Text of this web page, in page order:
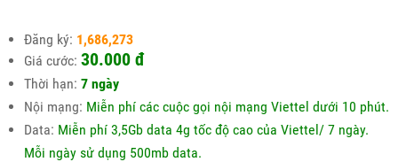
Đăng ký: 1,686,273
Giá cước: 30.000 đ
Thời hạn: 7 ngày
Nội mạng: Miễn phí các cuộc gọi nội mạng Viettel dưới 10 phút.
Data: Miễn phí 3,5Gb data 4g tốc độ cao của Viettel/ 7 ngày.
Mỗi ngày sử dụng 500mb data.